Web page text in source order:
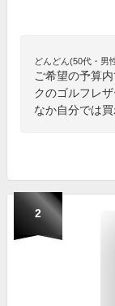
どんどん(50代・男
ご希望の予算
クのゴルフレ
なか自分では
2